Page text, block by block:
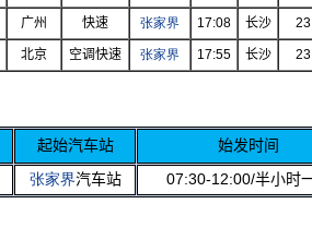
广州 快速 张家界 17:08 长沙
北京 空调快速 张家界 17:55 长沙
起始汽车站
始发时间
张家界汽车站 07:30-12:00/半小时